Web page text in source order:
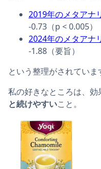
2019年のメタアナ
-0.73（p < 0.005）
2024年のメタアナ
-1.88（要旨）
という整理がされていま
私の好きなところは、効
と続けやすいこと。
Yogi Tea, コンフォー